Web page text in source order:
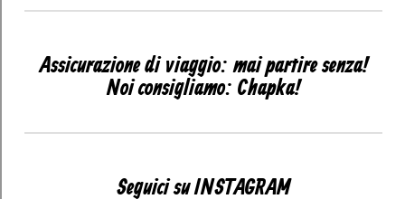
Assicurazione di viaggio: mai partire senza!
Noi consigliamo: Chapka!
Seguici su INSTAGRAM